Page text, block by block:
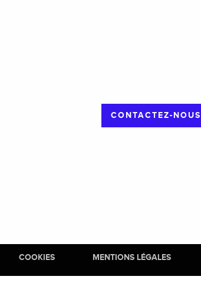
CONTACTEZ-NOUS
COOKIES MENTIONS LÉGALES